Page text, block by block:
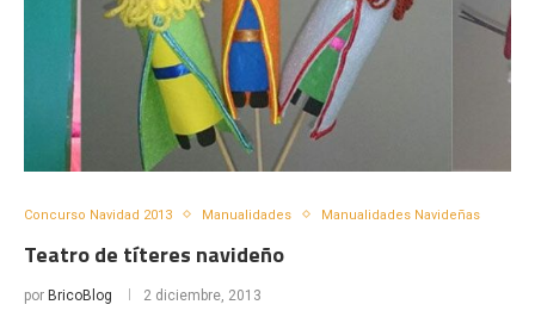
Concurso Navidad 2013 Manualidades Manualidades Navideñas
Teatro de títeres navideño
por BricoBlog 2 diciembre, 2013